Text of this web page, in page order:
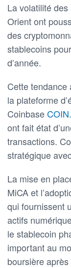
La volatilité
Orient ont
des
stablecoins
d’année.
Cette tendance
la plateforme
Coinbase
ont fait état
transactions.
stratégique
La mise en
MiCA et
qui fournissent
actifs
le stablecoin
important au
boursière après